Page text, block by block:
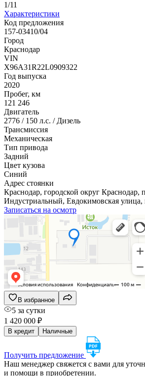
1/11
Характеристики
Код предложения
157-03410/04
Город
Краснодар
VIN
X96A31R22L0909322
Год выпуска
2020
Пробег, км
121 246
Двигатель
2776 / 150 л.с. / Дизель
Трансмиссия
Механическая
Тип привода
Задний
Цвет кузова
Синий
Адрес стоянки
Краснодар, городской округ Краснодар,
Индустриальный, Евдокимовская улица,
Записаться на осмотр
В избранное
5 за сутки
1 420 000 ₽
В кредит Наличные
Получить предложение
Наш менеджер свяжется с вами для
и помощи в приобретении.